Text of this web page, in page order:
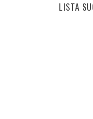
LISTA